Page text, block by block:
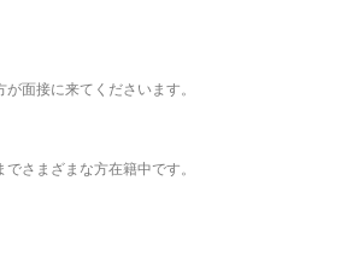
面接に来てくださいます。
さまざまな方在籍中です。